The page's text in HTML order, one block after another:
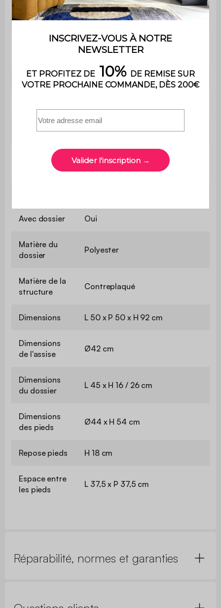
Confort de
l'assise
Equilibré
Poids max.
110 kg par place
Utilisation Intérieur
Garantie 2 ans
Montage
Le montage est très simple, une
notice est fournie
Avec dossier Oui
Matière du
dossier
Polyester
Matière de la
structure
Contreplaqué
Dimensions L 50 x P 50 x H 92 cm
Dimensions
de l'assise
Ø42 cm
Dimensions
du dossier
L 45 x H 16 / 26 cm
Dimensions
des pieds
Ø44 x H 54 cm
Repose pieds H 18 cm
Espace entre
les pieds
L 37,5 x P 37,5 cm
Réparabilité, normes et garanties